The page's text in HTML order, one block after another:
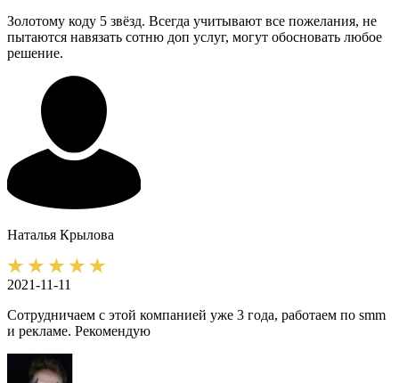
Золотому коду 5 звёзд. Всегда учитывают все пожелания, не
пытаются навязать сотню доп услуг, могут обосновать любое
решение.
Наталья Крылова
2021-11-11
Сотрудничаем с этой компанией уже 3 года, работаем по smm
и рекламе. Рекомендую